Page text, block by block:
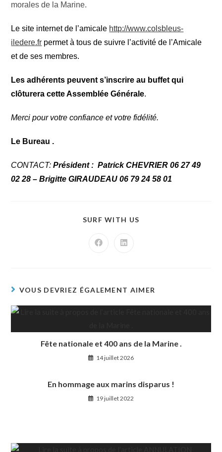
morales de la Marine.
Le site internet de l’amicale http://www.colsbleus-
iledere.fr permet à tous de suivre l’activité de l’Amicale
et de ses membres.
Les adhérents peuvent s’inscrire au buffet qui
clôturera cette Assemblée Générale.
Merci pour votre confiance et votre fidélité.
Le Bureau .
CONTACT:Président : Patrick CHEVRIER06 27 49
02 28 –Brigitte GIRAUDEAU 06 79 24 58 01
SURF WITH US
VOUS DEVRIEZ ÉGALEMENT AIMER
Fête nationale et 400 ans de la Marine .
14 juillet 2026
En hommage aux marins disparus !
19 juillet 2022